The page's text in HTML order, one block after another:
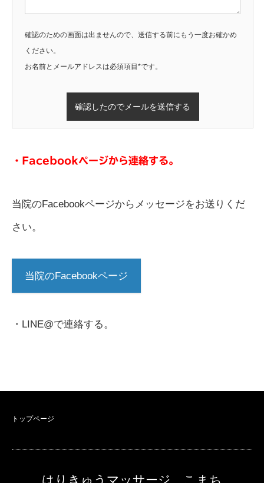
このフィールドは空のままにしてください。
確認のための画面は出ませんので、送信する前にもう一度お確かめ
ください。
お名前とメールアドレスは必須項目 *です。
・Facebookページから連絡する。
当院のFacebookページからメッセージをお送りくだ
さい。
当院のFacebookページ
・LINE@で連絡する。
トップページ
はりきゅうマッサージ こまち